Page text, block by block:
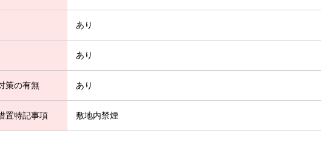
あり
あり
策の有無 あり
置特記事項 敷地内禁煙